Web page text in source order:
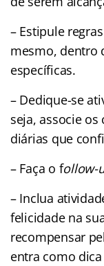
– Estipule
mesmo, dentro
específicas.
– Dedique-se
seja, associe
diárias que
– Faça o follow-
– Inclua
felicidade na
recompensar
entra como